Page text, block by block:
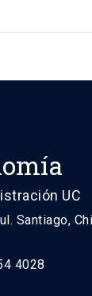
UC
Santiago,
4028